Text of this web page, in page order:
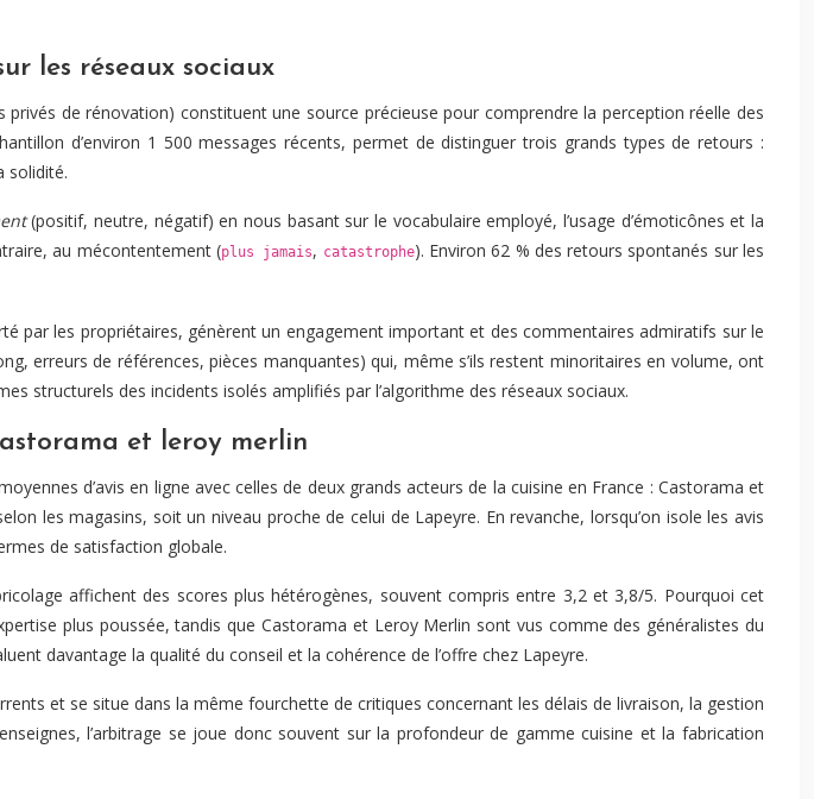
les réseaux sociaux
de rénovation) constituent une source précieuse pour comprendre la perception réelle des
d’environ 1 500 messages récents, permet de distinguer trois grands types de retours :
solidité.
(positif, neutre, négatif) en nous basant sur le vocabulaire employé, l’usage d’émoticônes et la
au mécontentement (plus jamais, catastrophe). Environ 62 % des retours spontanés sur les
par les propriétaires, génèrent un engagement important et des commentaires admiratifs sur le
erreurs de références, pièces manquantes) qui, même s’ils restent minoritaires en volume, ont
structurels des incidents isolés amplifiés par l’algorithme des réseaux sociaux.
et leroy merlin
d’avis en ligne avec celles de deux grands acteurs de la cuisine en France : Castorama et
les magasins, soit un niveau proche de celui de Lapeyre. En revanche, lorsqu’on isole les avis
de satisfaction globale.
affichent des scores plus hétérogènes, souvent compris entre 3,2 et 3,8/5. Pourquoi cet
plus poussée, tandis que Castorama et Leroy Merlin sont vus comme des généralistes du
davantage la qualité du conseil et la cohérence de l’offre chez Lapeyre.
et se situe dans la même fourchette de critiques concernant les délais de livraison, la gestion
l’arbitrage se joue donc souvent sur la profondeur de gamme cuisine et la fabrication